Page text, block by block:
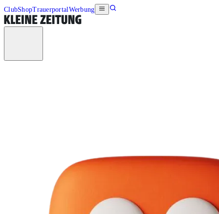
ClubShopTrauerportalWerbung